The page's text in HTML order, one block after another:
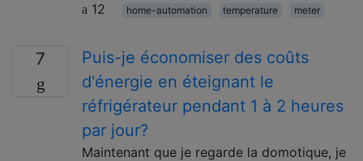
12
home-automation temperature meter
7
Puis-je économiser des coûts
d'énergie en éteignant le
réfrigérateur pendant 1 à 2 heures
par jour?
Maintenant que je regarde la domotique, je